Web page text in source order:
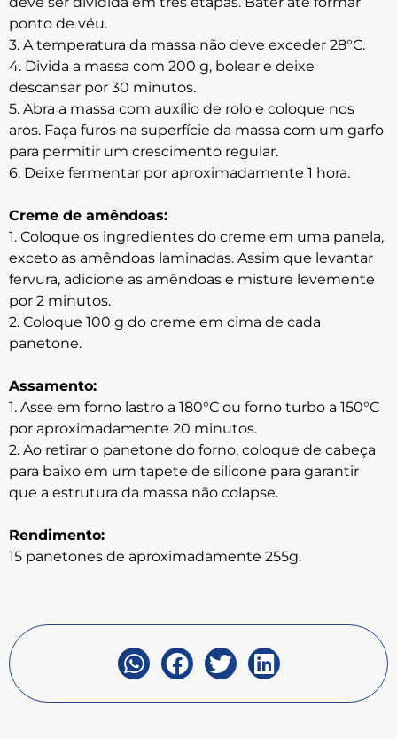
ponto de véu.
3. A temperatura da massa não deve exceder 28°C.
4. Divida a massa com 200 g, bolear e deixe
descansar por 30 minutos.
5. Abra a massa com auxílio de rolo e coloque nos
aros. Faça furos na superfície da massa com um garfo
para permitir um crescimento regular.
6. Deixe fermentar por aproximadamente 1 hora.
Creme de amêndoas:
1. Coloque os ingredientes do creme em uma panela,
exceto as amêndoas laminadas. Assim que levantar
fervura, adicione as amêndoas e misture levemente
por 2 minutos.
2. Coloque 100 g do creme em cima de cada
panetone.
Assamento:
1. Asse em forno lastro a 180°C ou forno turbo a 150°C
por aproximadamente 20 minutos.
2. Ao retirar o panetone do forno, coloque de cabeça
para baixo em um tapete de silicone para garantir
que a estrutura da massa não colapse.
Rendimento:
15 panetones de aproximadamente 255g.